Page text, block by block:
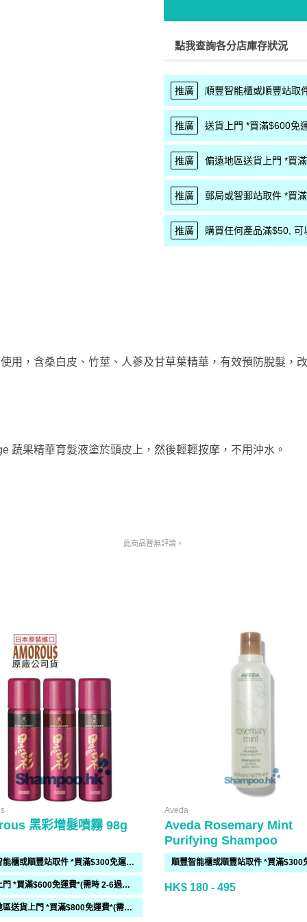
點我查詢各分店庫存狀況
推廣 順豐智能櫃或順豐站取
推廣 送貨上門 *買滿$600免
推廣 偏遠地區送貨上門 *買
推廣 郵局或智郵站取件 *買
推廣 購買任何產品滿$50,
用，含桑白皮、竹莖、人蔘及甘草葉精華，有效預防脫髮，
蔬果精華育髮液塗於頭皮上，然後輕輕按摩，不用沖水。
此商品暫無評論。
黑彩增髮噴霧 98g
順豐智能櫃或順豐站取件 *買滿$300免運費*
送貨上門 *買滿$600免運費*(需時 2-6過工作天)
偏遠地區送貨上門 *買滿$800免運費*(需時 2-6個工作天)
Aveda
Aveda Rosemary Mint
Purifying Shampoo
HK$ 180 - 495